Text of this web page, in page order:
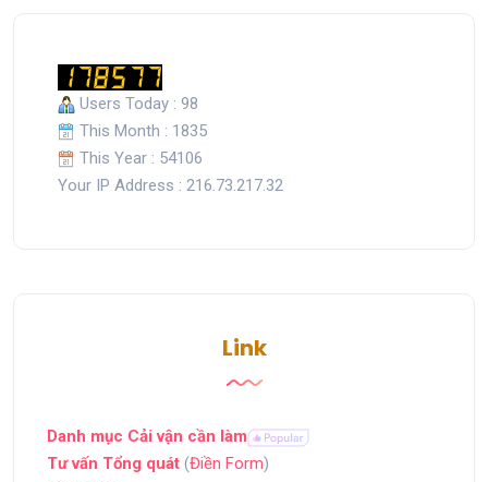
Users Today : 98
This Month : 1835
This Year : 54106
Your IP Address : 216.73.217.32
Link
Danh mục Cải vận cần làm
Tư vấn Tổng quát (Điền Form)